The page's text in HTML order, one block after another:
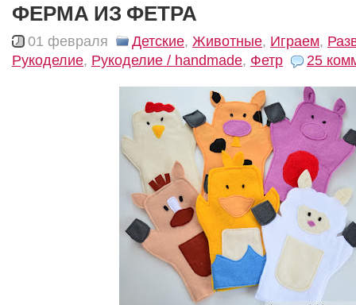
ФЕРМА ИЗ ФЕТРА
01 февраля Детские, Животные, Играем,
Рукоделие, Рукоделие / handmade, Фетр 25